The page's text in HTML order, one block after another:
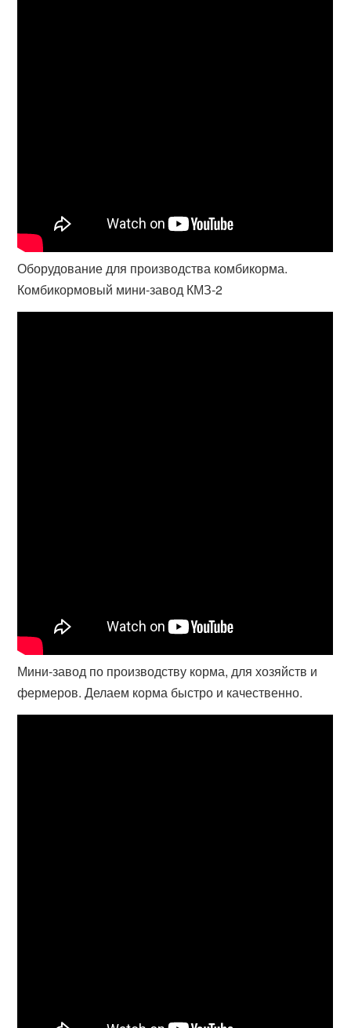
Оборудование для производства комбикорма.
Комбикормовый мини-завод КМЗ-2
Мини-завод по производству корма, для хозяйств и
фермеров. Делаем корма быстро и качественно.